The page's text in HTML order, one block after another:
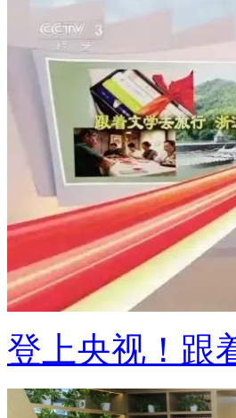
登上央视！跟